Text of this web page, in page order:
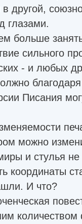
другой,
глазами.
больше
сильного
- и любых
Писания
можно
и стулья
координаты
И что?
количеством